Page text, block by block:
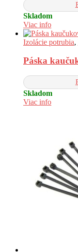
Skladom
Viac info
Izolácie potrubia,
Páska
Skladom
Viac info